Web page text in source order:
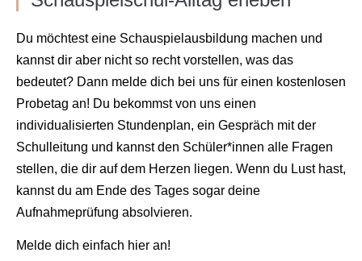
Du möchtest eine Schauspielausbildung machen und
kannst dir aber nicht so recht vorstellen, was das
bedeutet? Dann melde dich bei uns für einen kostenlosen
Probetag an! Du bekommst von uns einen
individualisierten Stundenplan, ein Gespräch mit der
Schulleitung und kannst den Schüler*innen alle Fragen
stellen, die dir auf dem Herzen liegen. Wenn du Lust hast,
kannst du am Ende des Tages sogar deine
Aufnahmeprüfung absolvieren.
Melde dich einfach hier an!